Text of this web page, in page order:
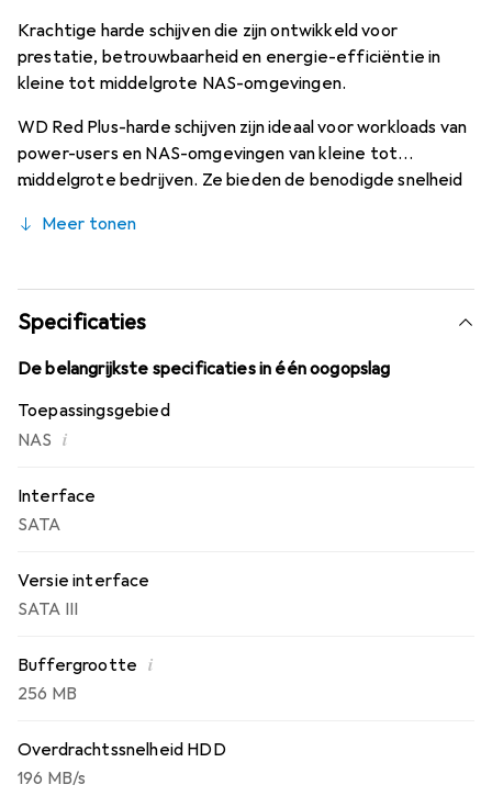
Krachtige harde schijven die zijn ontwikkeld voor
prestatie, betrouwbaarheid en energie-efficiëntie in
kleine tot middelgrote NAS-omgevingen.
WD Red Plus-harde schijven zijn ideaal voor workloads van
power-users en NAS-omgevingen van kleine tot
middelgrote bedrijven. Ze bieden de benodigde snelheid
efficiënt op te slaan, te beschermen en te delen in
Meer tonen
Specificaties
De belangrijkste specificaties in één oogopslag
Toepassingsgebied
NAS i
Interface
SATA
Versie interface
SATA III
Buffergrootte i
256 MB
Overdrachtssnelheid HDD
196 MB/s